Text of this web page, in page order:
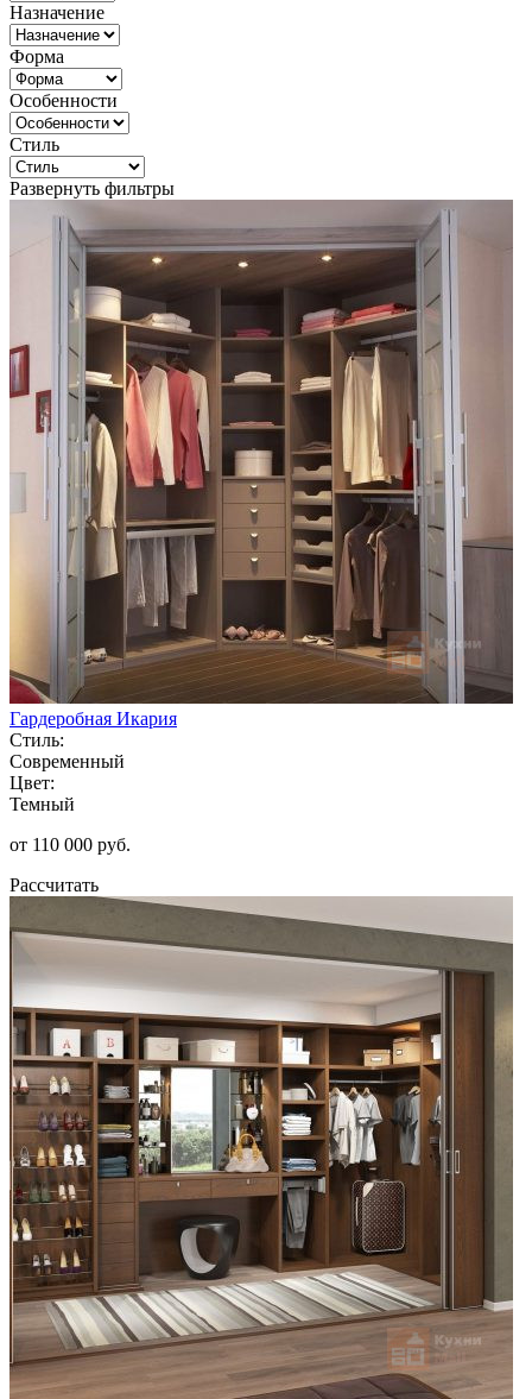
Назначение
Форма
Особенности
Стиль
Развернуть фильтры
Гардеробная Икария
Стиль:
Современный
Цвет:
Темный
от 110 000 руб.
Рассчитать